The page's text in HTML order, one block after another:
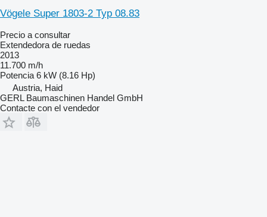
Vögele Super 1803-2 Typ 08.83
Precio a consultar
Extendedora de ruedas
2013
11.700 m/h
Potencia 6 kW (8.16 Hp)
Austria, Haid
GERL Baumaschinen Handel GmbH
Contacte con el vendedor